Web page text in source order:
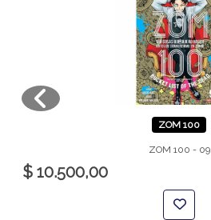
ZOM 100
ZOM 100 - 09
$ 10.500,00